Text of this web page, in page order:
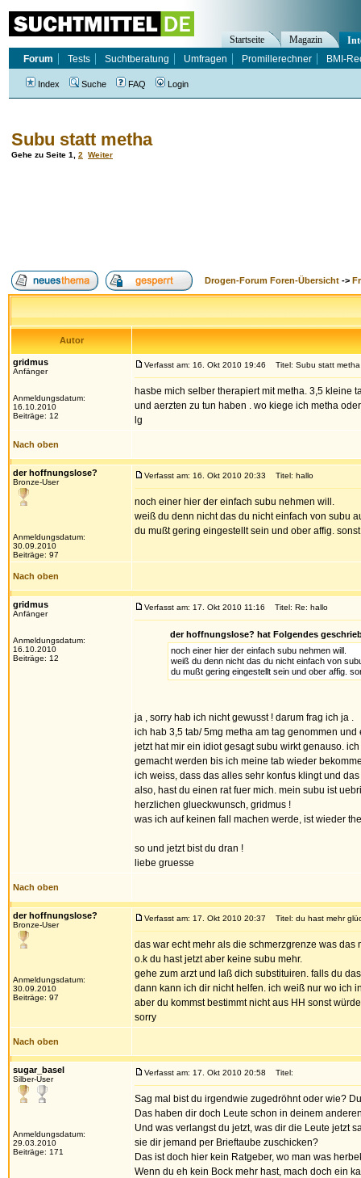
Subu statt metha
Gehe zu Seite 1 2 Weiter
Drogen-Forum Foren-Übersicht ->
Autor
gridmus
Anfänger
Anmeldungsdatum:
16.10.2010
Beiträge: 12
Verfasst am: 16. Okt 2010 19:46 Titel: Subu statt metha
hasbe mich selber therapiert mit metha. 3,5 kleine
und aerzten zu tun haben . wo kiege ich metha
lg
Nach oben
der hoffnungslose?
Bronze-User
Anmeldungsdatum:
30.09.2010
Beiträge: 97
Verfasst am: 16. Okt 2010 20:33 Titel: hallo
noch einer hier der einfach subu nehmen will.
weiß du denn nicht das du nicht einfach von subu
du mußt gering eingestellt sein und ober affig.
Nach oben
gridmus
Anfänger
Anmeldungsdatum:
16.10.2010
Beiträge: 12
Verfasst am: 17. Okt 2010 11:16 Titel: Re: hallo
der hoffnungslose? hat Folgendes
noch einer hier der einfach subu nehmen will.
weiß du denn nicht das du nicht einfach von
du mußt gering eingestellt sein und ober affig.
ja , sorry hab ich nicht gewusst ! darum frag ich ja .
ich hab 3,5 tab/ 5mg metha am tag genommen und
jetzt hat mir ein idiot gesagt subu wirkt genauso.
gemacht werden bis ich meine tab wieder
ich weiss, dass das alles sehr konfus klingt und
also, hast du einen rat fuer mich. mein subu ist
herzlichen glueckwunsch, gridmus !
was ich auf keinen fall machen werde, ist wieder
so und jetzt bist du dran !
liebe gruesse
Nach oben
der hoffnungslose?
Bronze-User
Anmeldungsdatum:
30.09.2010
Beiträge: 97
Verfasst am: 17. Okt 2010 20:37 Titel: du hast mehr
das war echt mehr als die schmerzgrenze was das
o.k du hast jetzt aber keine subu mehr.
gehe zum arzt und laß dich substituiren. falls du
dann kann ich dir nicht helfen. ich weiß nur wo ich
aber du kommst bestimmt nicht aus HH sonst
sorry
Nach oben
sugar_basel
Silber-User
Anmeldungsdatum:
29.03.2010
Beiträge: 171
Verfasst am: 17. Okt 2010 20:58 Titel:
Sag mal bist du irgendwie zugedröhnt oder wie?
Das haben dir doch Leute schon in deinem
Und was verlangst du jetzt, was dir die Leute jetzt
sie dir jemand per Brieftaube zuschicken?
Das ist doch hier kein Ratgeber, wo man was
Wenn du eh kein Bock mehr hast, mach doch ein
Startseite Magazin
Forum
Tests Suchtberatung Umfragen Promillerechner BMI-
Index Suche FAQ Login